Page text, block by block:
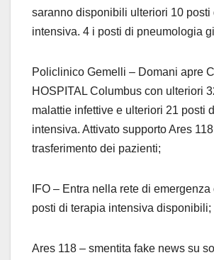
saranno disponibili ulteriori 10 posti
intensiva. 4 i posti di pneumologia
Policlinico Gemelli – Domani apre
HOSPITAL Columbus con ulteriori
malattie infettive e ulteriori 21 posti
intensiva. Attivato supporto Ares
trasferimento dei pazienti;
IFO – Entra nella rete di
posti di terapia intensiva disponibili;
Ares 118 – smentita fake news su